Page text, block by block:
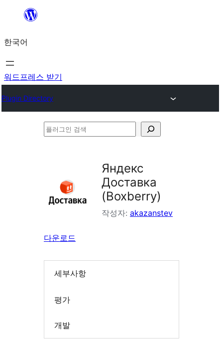
츠
로
바
가
한국어
워드프레스 받기
Plugin Directory
플
색
Яндекс
Доставка
(Boxberry)
작성자: akazanstev
다운로드
세부사항
평가
개발